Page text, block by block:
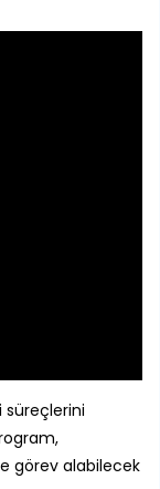
süreçlerini
görev alabilecek